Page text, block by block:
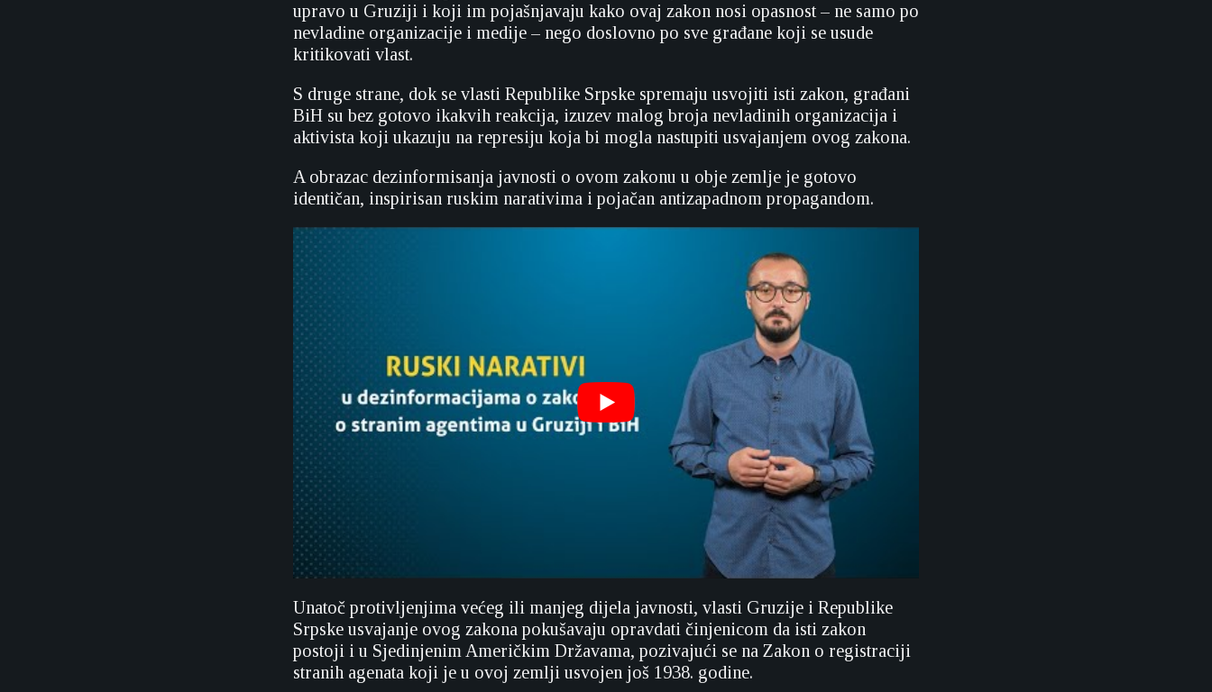
upravo u Gruziji i koji im pojašnjavaju kako ovaj zakon nosi opasnost – ne samo po
nevladine organizacije i medije – nego doslovno po sve građane koji se usude
kritikovati vlast.
S druge strane, dok se vlasti Republike Srpske spremaju usvojiti isti zakon, građani
BiH su bez gotovo ikakvih reakcija, izuzev malog broja nevladinih organizacija i
aktivista koji ukazuju na represiju koja bi mogla nastupiti usvajanjem ovog zakona.
A obrazac dezinformisanja javnosti o ovom zakonu u obje zemlje je gotovo
identičan, inspirisan ruskim narativima i pojačan antizapadnom propagandom.
Unatoč protivljenjima većeg ili manjeg dijela javnosti, vlasti Gruzije i Republike
Srpske usvajanje ovog zakona pokušavaju opravdati činjenicom da isti zakon
postoji i u Sjedinjenim Američkim Državama, pozivajući se na Zakon o registraciji
stranih agenata koji je u ovoj zemlji usvojen još 1938. godine.